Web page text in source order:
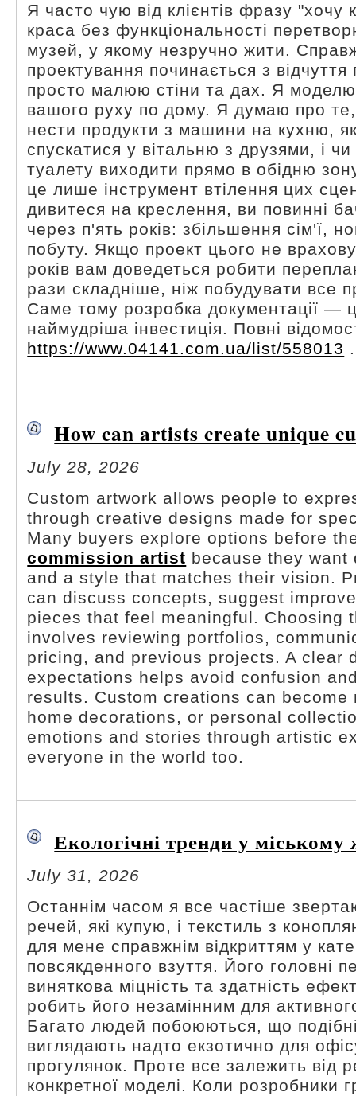
Я часто чую від клієнтів фразу "хочу
краса без функціональності
музей, у якому незручно жити.
проектування починається з
просто малюю стіни та дах. Я
вашого руху по дому. Я думаю про
нести продукти з машини на кухню,
спускатися у вітальню з друзями, і
туалету виходити прямо в обідню
це лише інструмент втілення цих
дивитеся на креслення, ви повинні
через п'ять років: збільшення сім'ї,
побуту. Якщо проект цього не
років вам доведеться робити
рази складніше, ніж побудувати все
Саме тому розробка документації —
наймудріша інвестиція. Повні
https://www.04141.com.ua/list/558013 .
How can artists create unique
July 28, 2026
Custom artwork allows people to
through creative designs made for
Many buyers explore options before
commission artist because they
and a style that matches their vision.
can discuss concepts, suggest
pieces that feel meaningful. Choosing
involves reviewing portfolios,
pricing, and previous projects. A clear
expectations helps avoid confusion
results. Custom creations can become
home decorations, or personal
emotions and stories through artistic
everyone in the world too.
Екологічні тренди у міському
July 31, 2026
Останнім часом я все частіше
речей, які купую, і текстиль з
для мене справжнім відкриттям у
повсякденного взуття. Його головні
виняткова міцність та здатність
робить його незамінним для
Багато людей побоюються, що
виглядають надто екзотично для
прогулянок. Проте все залежить від
конкретної моделі. Коли розробники